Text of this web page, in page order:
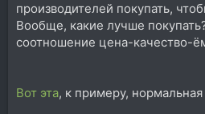
производителей покупать,
Вообще, какие лучше
соотношение цена-качество-
Вот эта, к примеру,